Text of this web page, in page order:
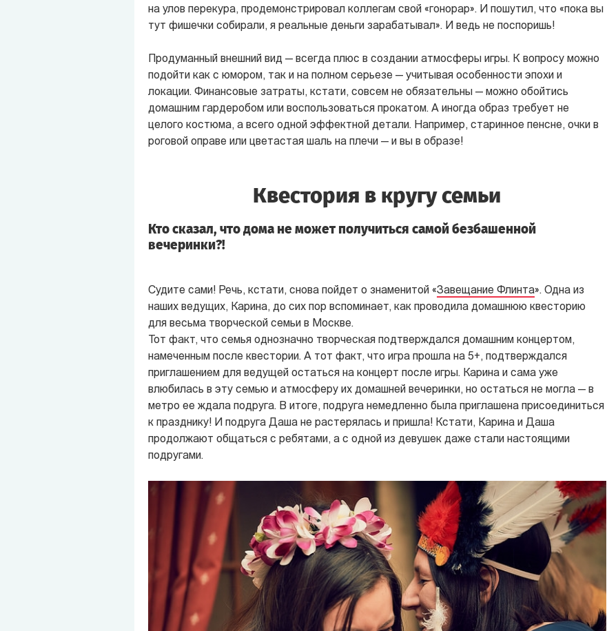
на улов перекура, продемонстрировал коллегам свой «гонорар». И пошутил, что «пока вы
тут фишечки собирали, я реальные деньги зарабатывал». И ведь не поспоришь!
Продуманный внешний вид — всегда плюс в создании атмосферы игры. К вопросу можно
подойти как с юмором, так и на полном серьезе — учитывая особенности эпохи и
локации. Финансовые затраты, кстати, совсем не обязательны — можно обойтись
домашним гардеробом или воспользоваться прокатом. А иногда образ требует не
целого костюма, а всего одной эффектной детали. Например, старинное пенсне, очки в
роговой оправе или цветастая шаль на плечи — и вы в образе!
Квестория в кругу семьи
Кто сказал, что дома не может получиться самой безбашенной
вечеринки?!
Судите сами! Речь, кстати, снова пойдет о знаменитой «Завещание Флинта». Одна из
наших ведущих, Карина, до сих пор вспоминает, как проводила домашнюю квесторию
для весьма творческой семьи в Москве.
Тот факт, что семья однозначно творческая подтверждался домашним концертом,
намеченным после квестории. А тот факт, что игра прошла на 5+, подтверждался
приглашением для ведущей остаться на концерт после игры. Карина и сама уже
влюбилась в эту семью и атмосферу их домашней вечеринки, но остаться не могла — в
метро ее ждала подруга. В итоге, подруга немедленно была приглашена присоединиться
к празднику! И подруга Даша не растерялась и пришла! Кстати, Карина и Даша
продолжают общаться с ребятами, а с одной из девушек даже стали настоящими
подругами.